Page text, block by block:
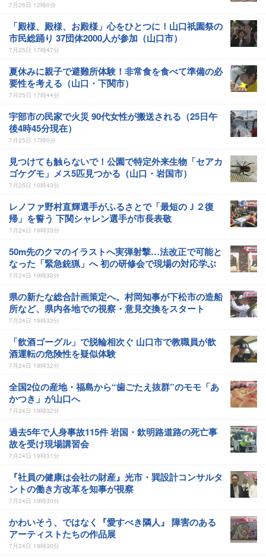
7月26日 12時0分
「殿様、殿様、お殿様」心をひとつに！山口祇園祭の
市民総踊り 37団体2000人が参加（山口市）
7月25日 17時47分
夏休みに親子で避難所体験！非常食を食べて準備の必
要性を考える（山口・下関市）
7月25日 17時44分
宇部市の民家で火災 90代女性が搬送される（25日午
後4時45分現在）
7月25日 17時0分
見つけても触らないで！公園で特定外来生物「セアカ
ゴケグモ」メス5匹見つかる（山口・岩国市）
7月25日 10時43分
レノファ野村直輝選手がふるさとで「最短のＪ２復
帰」を誓う 下関シャレン選手が市長表敬
7月24日 19時33分
50m先のクマのイラストへ実弾射撃…法改正で可能と
なった「緊急銃猟」へ 初の研修会で現場の対応学ぶ
7月24日 19時33分
県の新たな総合計画策定へ。村岡知事が下松市の造船
所など、県内各地での視察・意見交換をスタート
7月24日 19時33分
「飲酒ゴーグル」で脱輪相次ぐ 山口市で教職員が飲
酒運転の危険性を疑似体験
7月24日 19時32分
全国2位の産地・福島から“歯ごたえ抜群”のモモ「あ
かつき」が山口へ
7月24日 19時32分
過去5年で人身事故115件 岩国・欽明路道路の死亡事
故を受け現場講習会
7月24日 19時31分
『社員の健康は会社の財産』光市・巽設計コンサルタ
ントの働き方改革を知事が視察
7月24日 19時30分
かわいそう、ではなく『愛すべき隣人』 障害のある
アーティストたちの作品展
7月24日 19時30分